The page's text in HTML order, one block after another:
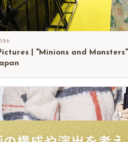
| "Minions and